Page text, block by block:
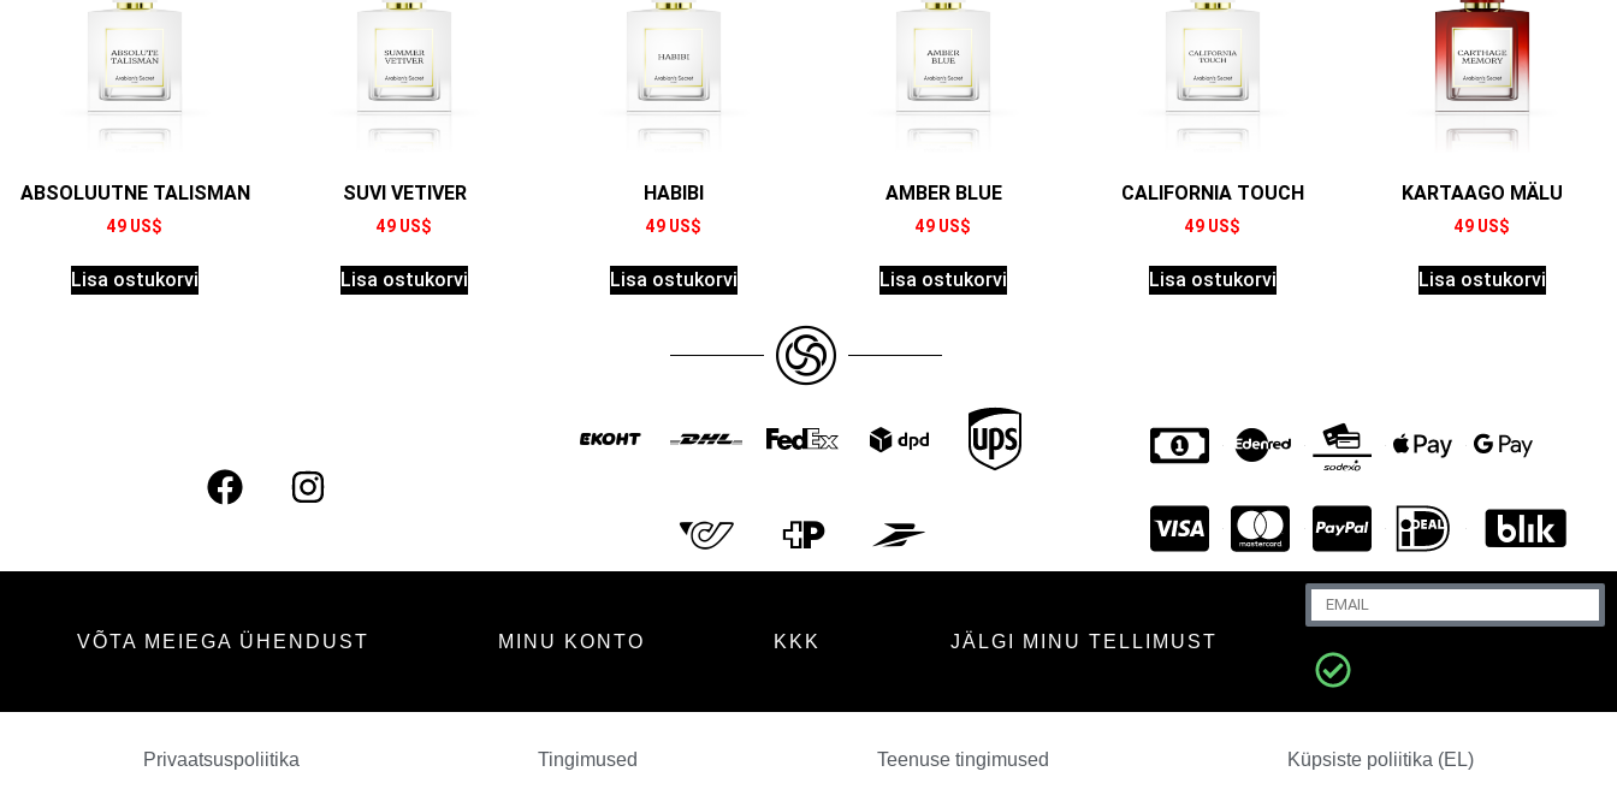
ABSOLUUTNE TALISMAN
49 US$
Lisa ostukorvi
SUVI VETIVER
49 US$
Lisa ostukorvi
HABIBI
49 US$
Lisa ostukorvi
AMBER BLUE
49 US$
Lisa ostukorvi
CALIFORNIA TOUCH
49 US$
Lisa ostukorvi
KARTAAGO MÄLU
49 US$
Lisa ostukorvi
VÕTA MEIEGA ÜHENDUST MINU KONTO KKK JÄLGI MINU TELLIMUST
Privaatsuspoliitika Tingimused Teenuse tingimused Küpsiste poliitika (EL)
41.50€
45.50€
45.50€